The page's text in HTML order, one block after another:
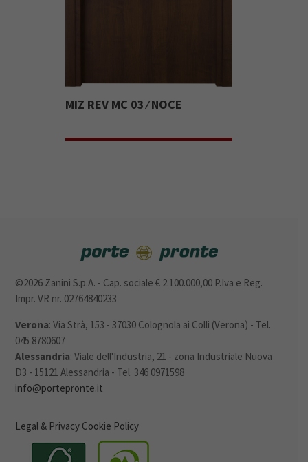
MIZ REV MC 03 ⁄ NOCE
©2026 Zanini S.p.A. - Cap. sociale € 2.100.000,00 P.Iva e Reg.
Impr. VR nr. 02764840233
Verona: Via Strà, 153 - 37030 Colognola ai Colli (Verona) - Tel.
045 8780607
Alessandria: Viale dell'Industria, 21 - zona Industriale Nuova
D3 - 15121 Alessandria - Tel. 346 0971598
info@portepronte.it
Legal & Privacy Cookie Policy